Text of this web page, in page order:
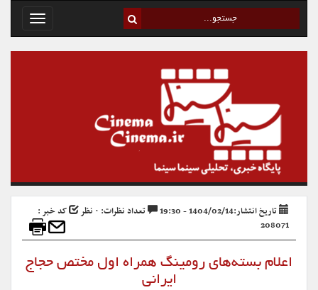
Toggle
تاریخ انتشار:1404/02/14 - 19:30 تعداد نظرات: ۰ نظر
کد خبر :
208071
اعلام بسته‌های رومینگ همراه اول مختص حجاج
ایرانی